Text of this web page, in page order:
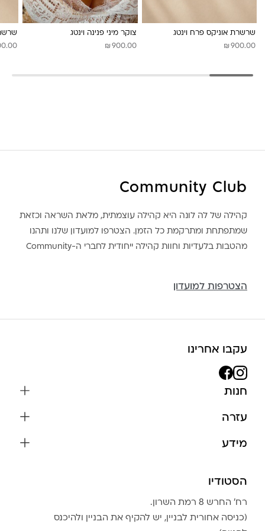
שרשרת אוניקס פרח וינטג
₪ 900.00
צוקר מיני פנינה וינטג
₪ 900.00
Community Club
קהילה של לה לונה היא קהילה עוצמתית, מלאת השראה וכזאת
שמתפתחת ומתרקמת כל הזמן. הצטרפו למועדון שלנו ותהנו
מהטבות בלעדיות וחוות קהילה ייחודית לחברי ה-Community
הצטרפות למועדון
עקבו אחרינו
חנות
צמידים
בגדים
אביזרים
גברים
עזרה
צור קשר
מידע
שמירה על התכשיטים
הצהרת נגישות
טבלת מידות טבעות
הסטודיו
רח׳ החרש 8 רמת השרון.
(כניסה אחורית לבניין, יש להקיף את הבניין ולהיכנס